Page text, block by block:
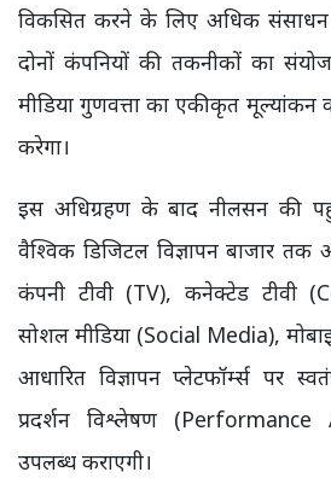
विकसित करने के लिए अधिक संसाधन
दोनों कंपनियों की तकनीकों का
मीडिया गुणवत्ता का एकीकृत मूल्यांकन
करेगा।
इस अधिग्रहण के बाद नीलसन की
वैश्विक डिजिटल विज्ञापन बाजार
कंपनी टीवी (TV), कनेक्टेड टीवी
सोशल मीडिया (Social Media),
आधारित विज्ञापन प्लेटफॉर्म्स पर
प्रदर्शन विश्लेषण
उपलब्ध कराएगी।